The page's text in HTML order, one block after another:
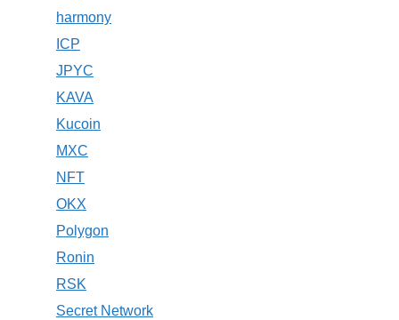
harmony
ICP
JPYC
KAVA
Kucoin
MXC
NFT
OKX
Polygon
Ronin
RSK
Secret Network